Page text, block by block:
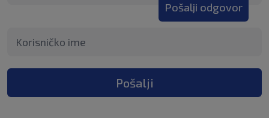
Pošalji odgovor
Pošalji